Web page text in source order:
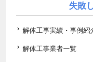
失敗
解体工事実績・事例紹
解体工事業者一覧